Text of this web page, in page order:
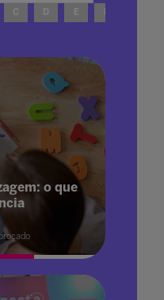
C E
o que